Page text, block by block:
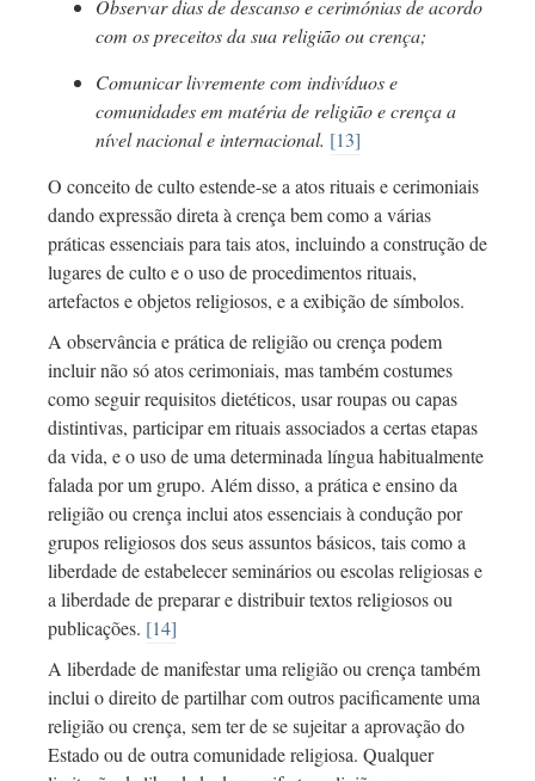
Observar dias de descanso e cerimónias de acordo
com os preceitos da sua religião ou crença;
Comunicar livremente com indivíduos e
comunidades em matéria de religião e crença a
nível nacional e internacional. [13]
O conceito de cultoestende-sea atos rituais e cerimoniais
dando expressão direta à crença bem como a várias
práticas essenciais para tais atos, incluindo a construção de
lugares de culto e o uso de procedimentos rituais,
artefactos e objetos religiosos, e a exibição de símbolos.
A observância e prática de religião ou crença podem
incluir não só atos cerimoniais, mas também costumes
como seguir requisitos dietéticos, usar roupas ou capas
distintivas, participar em rituais associados a certas etapas
da vida, e o uso de uma determinada língua habitualmente
falada por um grupo. Além disso, a prática e ensino da
religião ou crença inclui atos essenciais à condução por
grupos religiosos dos seus assuntos básicos, tais como a
liberdade de estabelecer seminários ou escolas religiosas e
a liberdade de preparar e distribuir textos religiosos ou
publicações. [14]
A liberdade de manifestar uma religião ou crença também
inclui o direito de partilhar com outros pacificamente uma
religião ou crença, sem ter de se sujeitar a aprovação do
Estado ou de outra comunidade religiosa. Qualquer